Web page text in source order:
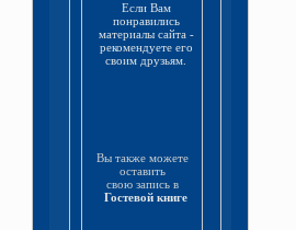
Если Вам
понравились
материалы сайта -
рекомендуете его
своим друзьям.
Вы также можете
оставить
свою запись в
Гостевой книге